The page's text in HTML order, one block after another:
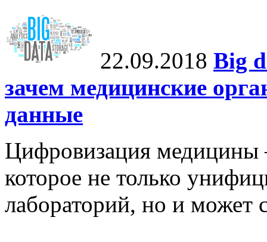
22.09.2018 Big
зачем медицинские
данные
Цифровизация медицины
которое не только
лабораторий, но и может